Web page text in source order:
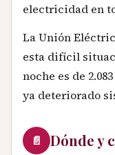
electricidad en
La Unión
esta difícil
noche es de
ya deteriorado
📄 Dónde y